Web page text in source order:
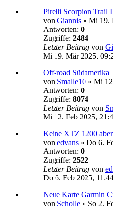
Pirelli Scorpion Trail
von Giannis » Mi 19.
Antworten: 0
Zugriffe: 2484
Letzter Beitrag von
Mi 19. Mär 2025,
Off-road Südamerika
von Smalle10 » Mi
Antworten: 0
Zugriffe: 8074
Letzter Beitrag von
Mi 12. Feb 2025,
Keine XTZ 1200
von edvans » Do 6.
Antworten: 0
Zugriffe: 2522
Letzter Beitrag von
Do 6. Feb 2025, 11:44
Neue Karte Garmin
von Scholle » So 2.